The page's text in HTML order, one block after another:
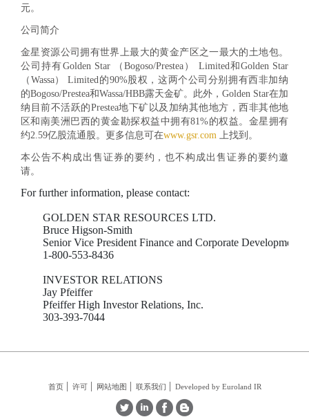
元。
公司简介
金星资源公司拥有世界上最大的黄金产区之一最大的土地包。
公司持有Golden Star （Bogoso/Prestea） Limited和Golden Star
（Wassa） Limited的90%股权，这两个公司分别拥有西非加纳
的Bogoso/Prestea和Wassa/HBB露天金矿。此外，Golden Star在加
纳目前不活跃的Prestea地下矿以及加纳其他地方，西非其他地
区和南美洲巴西的黄金勘探权益中拥有81%的权益。金星拥有
约2.59亿股流通股。更多信息可在www.gsr.com 上找到。
本公告不构成出售证券的要约，也不构成出售证券的要约邀
请。
For further information, please contact:
        GOLDEN STAR RESOURCES LTD.
        Bruce Higson-Smith
        Senior Vice President Finance and Corporate Development
        1-800-553-8436
        INVESTOR RELATIONS
        Jay Pfeiffer
        Pfeiffer High Investor Relations, Inc.
首页 许可 网站地图 联系我们 Developed by Euroland IR